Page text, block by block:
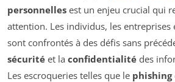
personnelles est un enjeu crucial qui
attention. Les individus, les entreprises
sont confrontés à des défis sans
sécurité et la confidentialité des
Les escroqueries telles que le phishing